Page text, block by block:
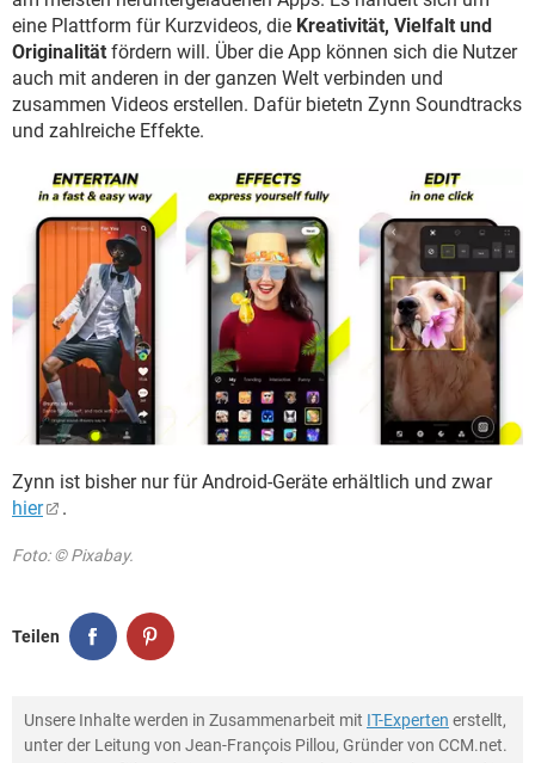
eine Plattform für Kurzvideos, die Kreativität, Vielfalt und
Originalität fördern will. Über die App können sich die Nutzer
auch mit anderen in der ganzen Welt verbinden und
zusammen Videos erstellen. Dafür bietetn Zynn Soundtracks
und zahlreiche Effekte.
Zynn ist bisher nur für Android-Geräte erhältlich und zwar
hier
.
Foto: © Pixabay.
Teilen
Unsere Inhalte werden in Zusammenarbeit mit IT-Experten erstellt,
unter der Leitung von Jean-François Pillou, Gründer von CCM.net.